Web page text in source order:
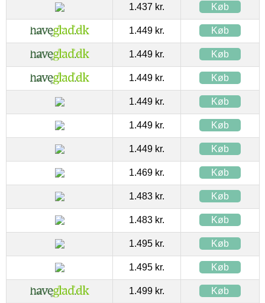
1.437 kr. Køb
1.449 kr. Køb
1.449 kr. Køb
1.449 kr. Køb
1.449 kr. Køb
1.449 kr. Køb
1.449 kr. Køb
1.469 kr. Køb
1.483 kr. Køb
1.483 kr. Køb
1.495 kr. Køb
1.495 kr. Køb
1.499 kr. Køb